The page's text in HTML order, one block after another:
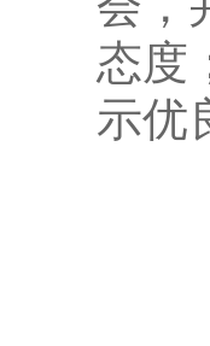
态度
示优